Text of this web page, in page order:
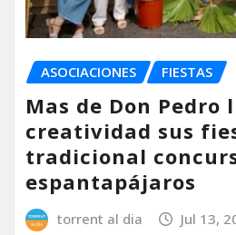
ASOCIACIONES FIESTAS
Mas de Don Pedro
creatividad sus
tradicional
espantapájaros
torrent al dia Jul 13,